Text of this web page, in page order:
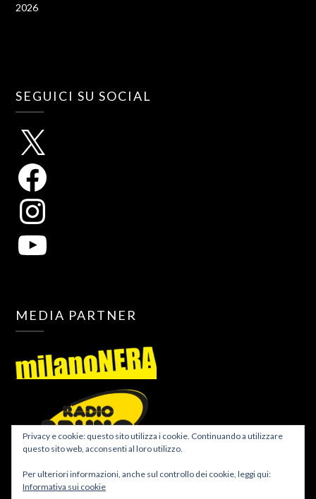
2026
SEGUICI SU SOCIAL
MEDIA PARTNER
Privacy e cookie: questo sito utilizza i cookie. Continuando a utilizzare
questo sito web, acconsenti al loro utilizzo.
Per ulteriori informazioni, anche sul controllo dei cookie, leggi qui:
Informativa sui cookie